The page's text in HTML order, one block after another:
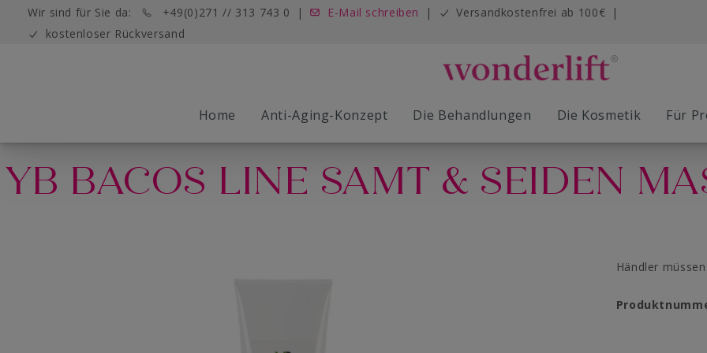
Wir sind für Sie da: +49(0)271 // 313 743 0 | E-Mail schreiben | Versandkostenfrei ab 100€
|
kostenloser Rückversand
Home Anti-Aging-Konzept Die Behandlungen Die Kosmetik Für
Der Wonderlift Die Wonderlift Studios Die Wonderlift Kuren
MICRO Needling MYO Lift MESO Lift
Young Basic Pflege Die Wonderlift Fluids
Young Basic Deep Lift
Technologie
Das Wonderlift Konzept Die BeautyUp Roadshow
Fluids/ Ampullen Pflegekosmetik Masken
YB BACOS LINE SAMT & SEIDEN
Händler